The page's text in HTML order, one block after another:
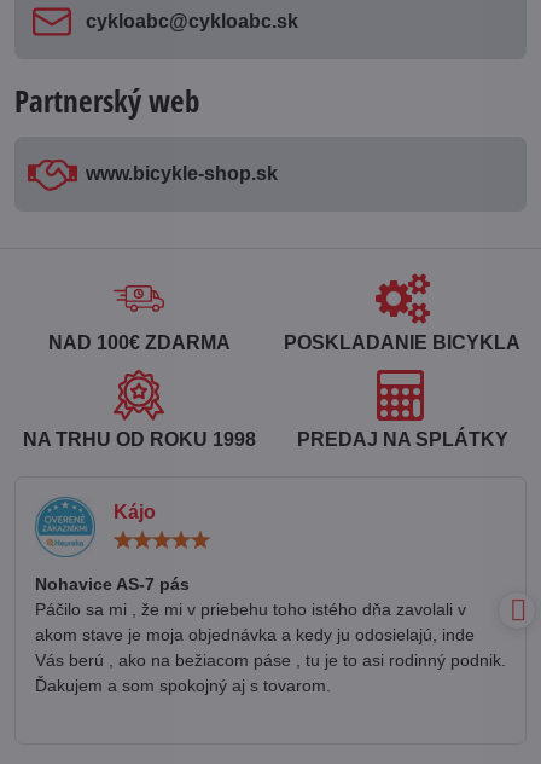
cykloabc​@cykloabc​.sk
Partnerský web
www​.bicykle-shop​.sk
NAD 100€ ZDARMA POSKLADANIE BICYKLA
NA TRHU OD ROKU 1998 PREDAJ NA SPLÁTKY
Kájo
Nohavice AS-7 pás
Páčilo sa mi , že mi v priebehu toho istého dňa zavolali v
akom stave je moja objednávka a kedy ju odosielajú, inde
Vás berú , ako na bežiacom páse , tu je to asi rodinný podnik.
Ďakujem a som spokojný aj s tovarom.